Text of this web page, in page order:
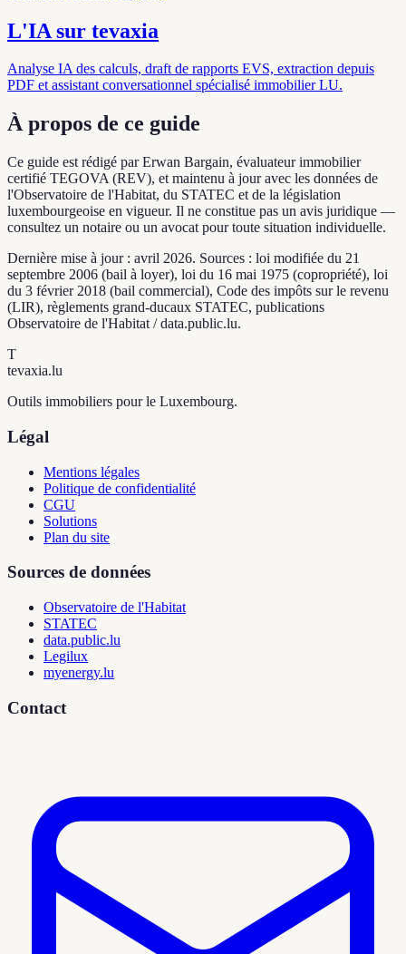
L'IA sur tevaxia
Analyse IA des calculs, draft de rapports EVS, extraction depuis
PDF et assistant conversationnel spécialisé immobilier LU.
À propos de ce guide
Ce guide est rédigé par Erwan Bargain, évaluateur immobilier
certifié TEGOVA (REV), et maintenu à jour avec les données de
l'Observatoire de l'Habitat, du STATEC et de la législation
luxembourgeoise en vigueur. Il ne constitue pas un avis juridique —
consultez un notaire ou un avocat pour toute situation individuelle.
Dernière mise à jour : avril 2026. Sources : loi modifiée du 21
septembre 2006 (bail à loyer), loi du 16 mai 1975 (copropriété), loi
du 3 février 2018 (bail commercial), Code des impôts sur le revenu
(LIR), règlements grand-ducaux STATEC, publications
Observatoire de l'Habitat / data.public.lu.
T
tevaxia.lu
Outils immobiliers pour le Luxembourg.
Légal
Mentions légales
Politique de confidentialité
CGU
Solutions
Plan du site
Sources de données
Observatoire de l'Habitat
STATEC
data.public.lu
Legilux
myenergy.lu
Contact